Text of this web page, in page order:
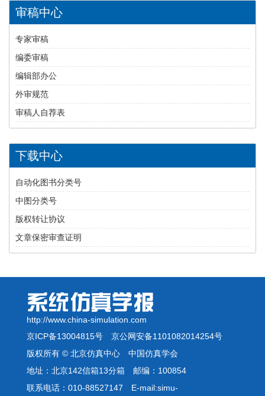
审稿中心
专家审稿
编委审稿
编辑部办公
外审规范
审稿人自荐表
下载中心
自动化图书分类号
中图分类号
版权转让协议
文章保密审查证明
http://www.china-simulation.com
京ICP备13004815号 京公网安备1101082014254号
版权所有 © 北京仿真中心 中国仿真学会
地址：北京142信箱13分箱 邮编：100854
联系电话：010-88527147 E-mail:simu-